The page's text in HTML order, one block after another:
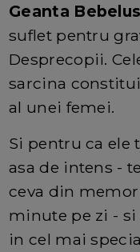
Geanta
suflet pentru
Desprecopii.
sarcina
al unei femei.
Si pentru ca ele
asa de intens -
ceva din
minute pe zi -
in cel mai